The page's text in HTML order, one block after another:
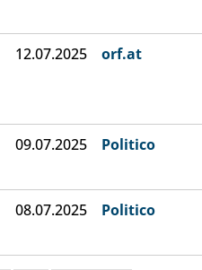
12.07.2025 orf.at
09.07.2025 Politico
08.07.2025 Politico